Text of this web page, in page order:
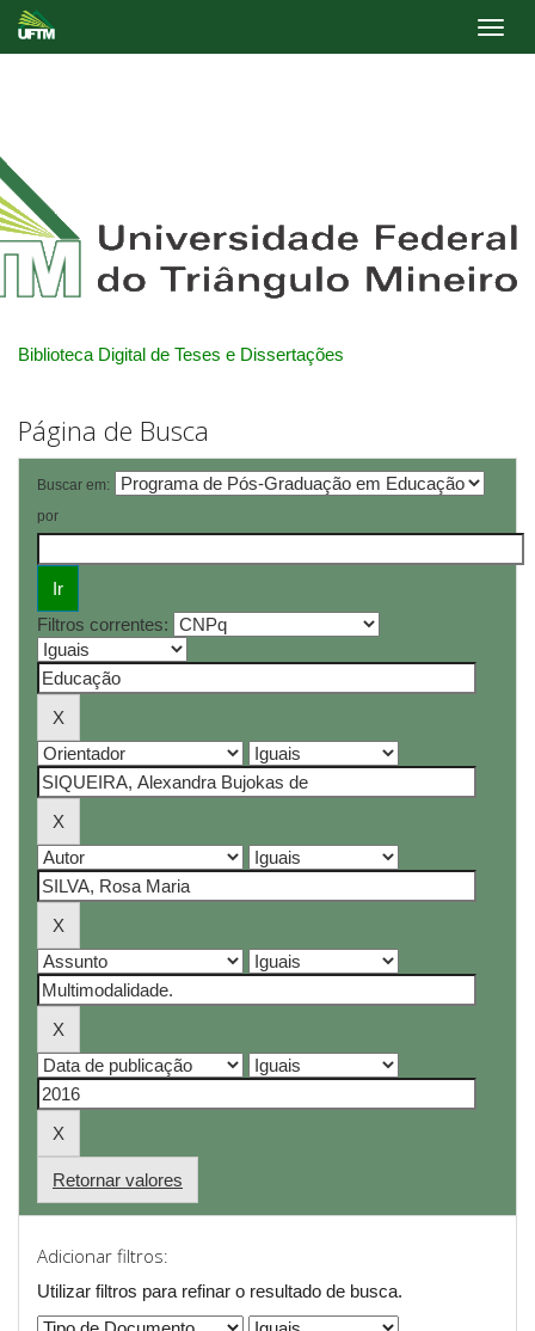
Biblioteca Digital de Teses e Dissertações
Página de Busca
Buscar em:
por
Filtros correntes:
Retornar valores
Adicionar filtros:
Utilizar filtros para refinar o resultado de busca.